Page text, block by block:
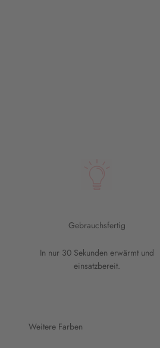
Gebrauchsfertig
In nur 30 Sekunden erwärmt und
einsatzbereit.
Weitere Farben